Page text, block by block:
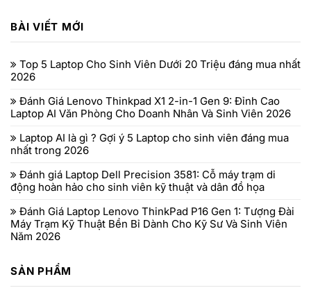
BÀI VIẾT MỚI
Top 5 Laptop Cho Sinh Viên Dưới 20 Triệu đáng mua nhất
2026
Đánh Giá Lenovo Thinkpad X1 2-in-1 Gen 9: Đỉnh Cao
Laptop AI Văn Phòng Cho Doanh Nhân Và Sinh Viên 2026
Laptop AI là gì ? Gợi ý 5 Laptop cho sinh viên đáng mua
nhất trong 2026
Đánh giá Laptop Dell Precision 3581: Cỗ máy trạm di
động hoàn hảo cho sinh viên kỹ thuật và dân đồ họa
Đánh Giá Laptop Lenovo ThinkPad P16 Gen 1: Tượng Đài
Máy Trạm Kỹ Thuật Bền Bỉ Dành Cho Kỹ Sư Và Sinh Viên
Năm 2026
SẢN PHẨM